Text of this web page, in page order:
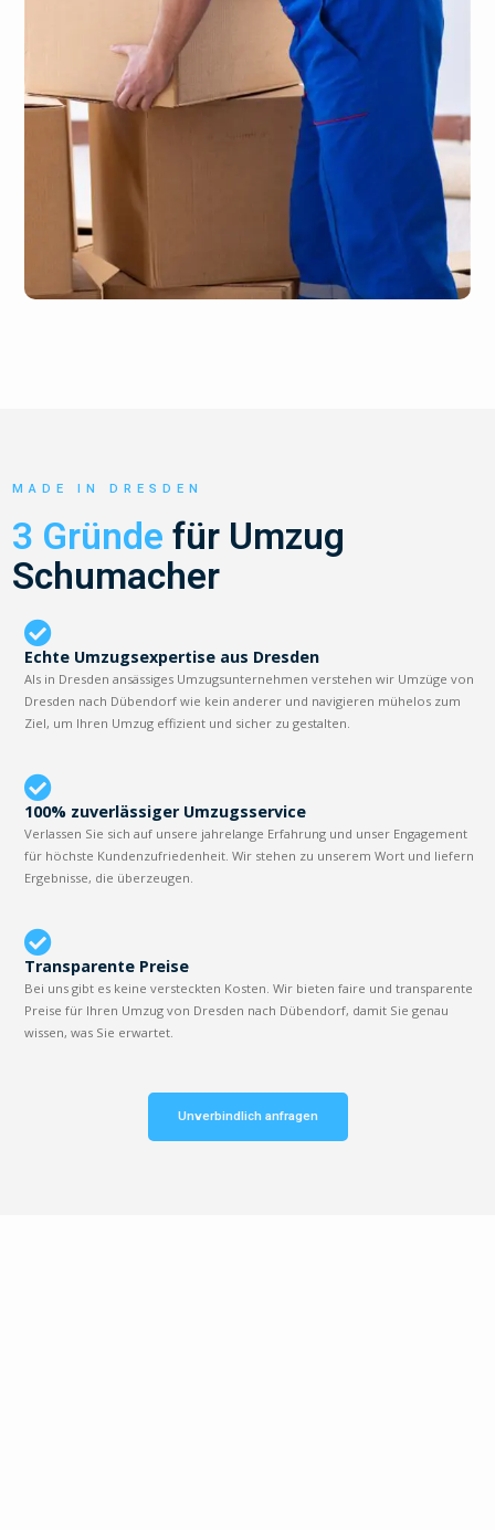
MADE IN DRESDEN
3 Gründe für Umzug
Schumacher
Echte Umzugsexpertise aus Dresden
Als in Dresden ansässiges Umzugsunternehmen verstehen wir Umzüge von
Dresden nach Dübendorf wie kein anderer und navigieren mühelos zum
Ziel, um Ihren Umzug effizient und sicher zu gestalten.
100% zuverlässiger Umzugsservice
Verlassen Sie sich auf unsere jahrelange Erfahrung und unser Engagement
für höchste Kundenzufriedenheit. Wir stehen zu unserem Wort und liefern
Ergebnisse, die überzeugen.
Transparente Preise
Bei uns gibt es keine versteckten Kosten. Wir bieten faire und transparente
Preise für Ihren Umzug von Dresden nach Dübendorf, damit Sie genau
wissen, was Sie erwartet.
Unverbindlich anfragen